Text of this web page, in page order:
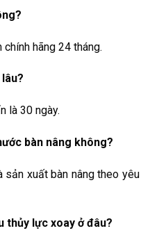
hãng 24 tháng.
là 30 ngày.
bàn nâng không?
sản xuất bàn nâng theo yêu
thủy lực xoay ở đâu?